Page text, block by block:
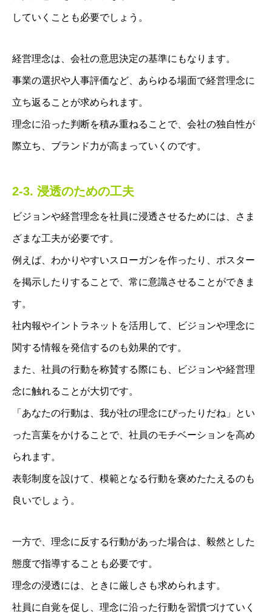
していくことも必要でしょう。
経営理念は、会社の意思決定の基準にもなります。
事業の選択や人事評価など、あらゆる場面で経営理念に
立ち返ることが求められます。
理念に沿った判断を積み重ねることで、会社の独自性が
際立ち、ブランド力が高まっていくのです。
2-3. 浸透のための工夫
ビジョンや経営理念を社員に浸透させるためには、さま
ざまな工夫が必要です。
例えば、わかりやすいスローガンを作ったり、ポスター
を掲示したりすることで、常に意識させることができま
す。
社内報やイントラネットを活用して、ビジョンや理念に
関する情報を発信するのも効果的です。
また、社員の行動を称賛する際にも、ビジョンや経営理
念に触れることが大切です。
「あなたの行動は、我が社の理念にぴったりだね」とい
った言葉をかけることで、社員のモチベーションを高め
られます。
表彰制度を設けて、模範となる行動を褒めたたえるのも
良いでしょう。
一方で、理念に反する行動があった場合は、毅然とした
態度で指導することも必要です。
理念の浸透には、ときに厳しさも求められます。
社員に自覚を促し、理念に沿った行動を習慣づけていく
人財経営支援コンサルタントBLOG